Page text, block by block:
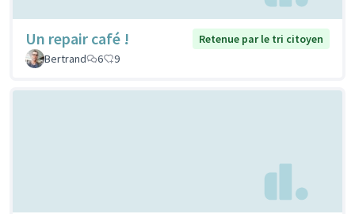
Un repair café !
Retenue par le tri citoyen
Bertrand
6 9